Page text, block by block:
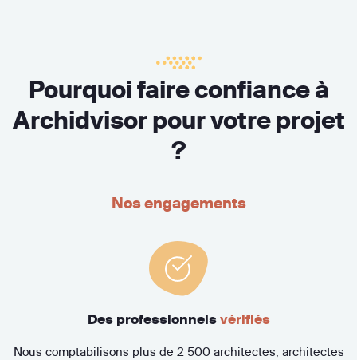
Pourquoi faire confiance à
Archidvisor pour votre projet
?
Nos engagements
Des professionnels vérifiés
Nous comptabilisons plus de 2 500 architectes, architectes